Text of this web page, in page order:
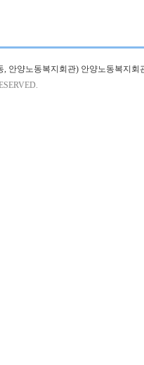
, 안양노동복지회관) 안양노동복지회